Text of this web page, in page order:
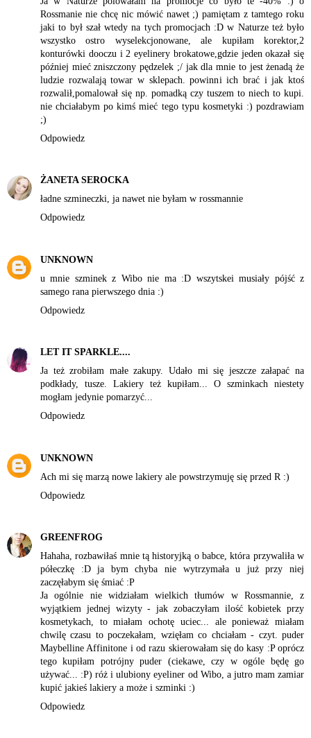
Rossmanie nie chcę nic mówić nawet ;) pamiętam z tamtego roku
jaki to był szał wtedy na tych promocjach :D w Naturze też było
wszystko ostro wyselekcjonowane, ale kupiłam korektor,2
konturówki dooczu i 2 eyelinery brokatowe,gdzie jeden okazał się
później mieć zniszczony pędzelek ;/ jak dla mnie to jest żenadą że
ludzie rozwalają towar w sklepach. powinni ich brać i jak ktoś
rozwalił,pomalował się np. pomadką czy tuszem to niech to kupi.
nie chciałabym po kimś mieć tego typu kosmetyki :) pozdrawiam
;)
Odpowiedz
ŻANETA SEROCKA
ładne szmineczki, ja nawet nie byłam w rossmannie
Odpowiedz
UNKNOWN
u mnie szminek z Wibo nie ma :D wszytskei musiały pójść z
samego rana pierwszego dnia :)
Odpowiedz
LET IT SPARKLE....
Ja też zrobiłam małe zakupy. Udało mi się jeszcze załapać na
podkłady, tusze. Lakiery też kupiłam... O szminkach niestety
mogłam jedynie pomarzyć...
Odpowiedz
UNKNOWN
Ach mi się marzą nowe lakiery ale powstrzymuję się przed R :)
Odpowiedz
GREENFROG
Hahaha, rozbawiłaś mnie tą historyjką o babce, która przywaliła w
półeczkę :D ja bym chyba nie wytrzymała u już przy niej
zaczęłabym się śmiać :P
Ja ogólnie nie widziałam wielkich tłumów w Rossmannie, z
wyjątkiem jednej wizyty - jak zobaczyłam ilość kobietek przy
kosmetykach, to miałam ochotę uciec... ale ponieważ miałam
chwilę czasu to poczekałam, wzięłam co chciałam - czyt. puder
Maybelline Affinitone i od razu skierowałam się do kasy :P oprócz
tego kupiłam potrójny puder (ciekawe, czy w ogóle będę go
używać... :P) róż i ulubiony eyeliner od Wibo, a jutro mam zamiar
kupić jakieś lakiery a może i szminki :)
Odpowiedz